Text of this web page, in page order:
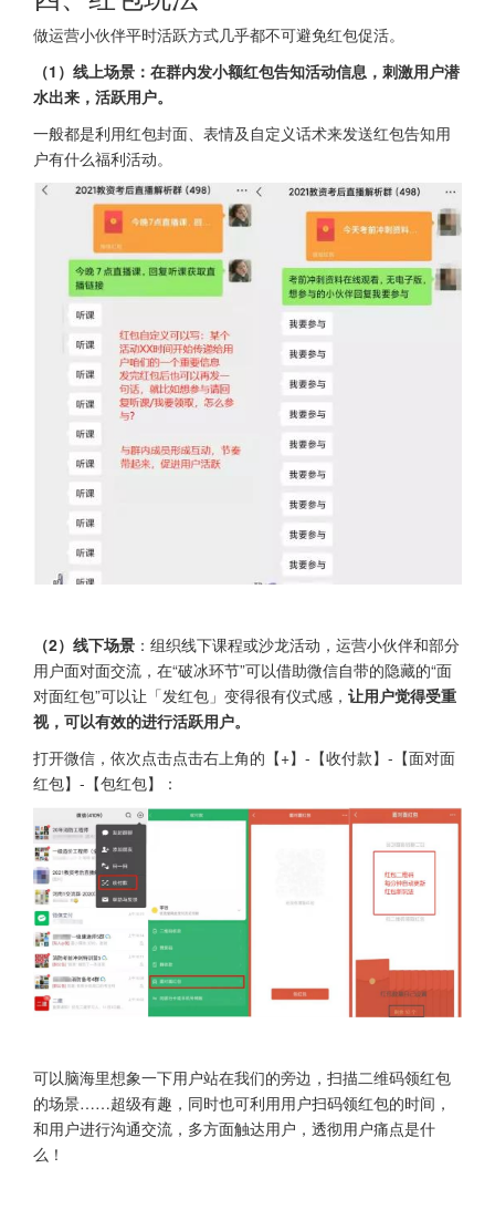
做运营小伙伴平时活跃方式几乎都不可避免红包促活。
（1）线上场景：在群内发小额红包告知活动信息，刺激用户潜
水出来，活跃用户。
一般都是利用红包封面、表情及自定义话术来发送红包告知用
户有什么福利活动。
（2）线下场景 ：组织线下课程或沙龙活动，运营小伙伴和部分
用户面对面交流，在“破冰环节”可以借助微信自带的隐藏的“面
对面红包”可以让「发红包」变得很有仪式感， 让用户觉得受重
视，可以有效的进行活跃用户。
打开微信，依次点击点击右上角的【+】-【收付款】-【面对面
红包】-【包红包】：
可以脑海里想象一下用户站在我们的旁边，扫描二维码领红包
的场景……超级有趣，同时也可利用用户扫码领红包的时间，
和用户进行沟通交流，多方面触达用户，透彻用户痛点是什
么！